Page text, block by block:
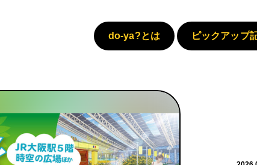
do-ya?とは ピックアップ